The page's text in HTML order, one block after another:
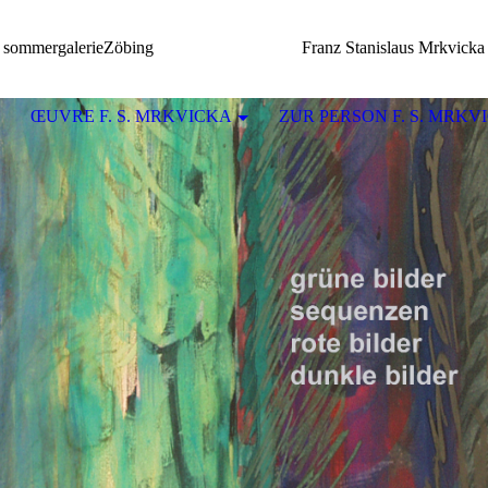
sommergalerieZöbing Franz Stanislaus Mrkvicka
ŒUVRE F. S. MRKVICKA ZUR PERSON F. S.